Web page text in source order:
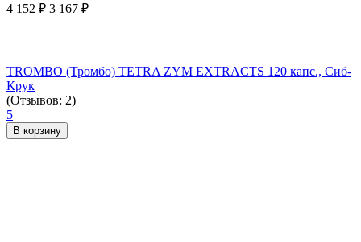
4 152 ₽ 3 167 ₽
TROMBO (Тромбо) TETRA ZYM EXTRACTS 120 капс., Сиб-
Крук
(Отзывов: 2)
5
В корзину